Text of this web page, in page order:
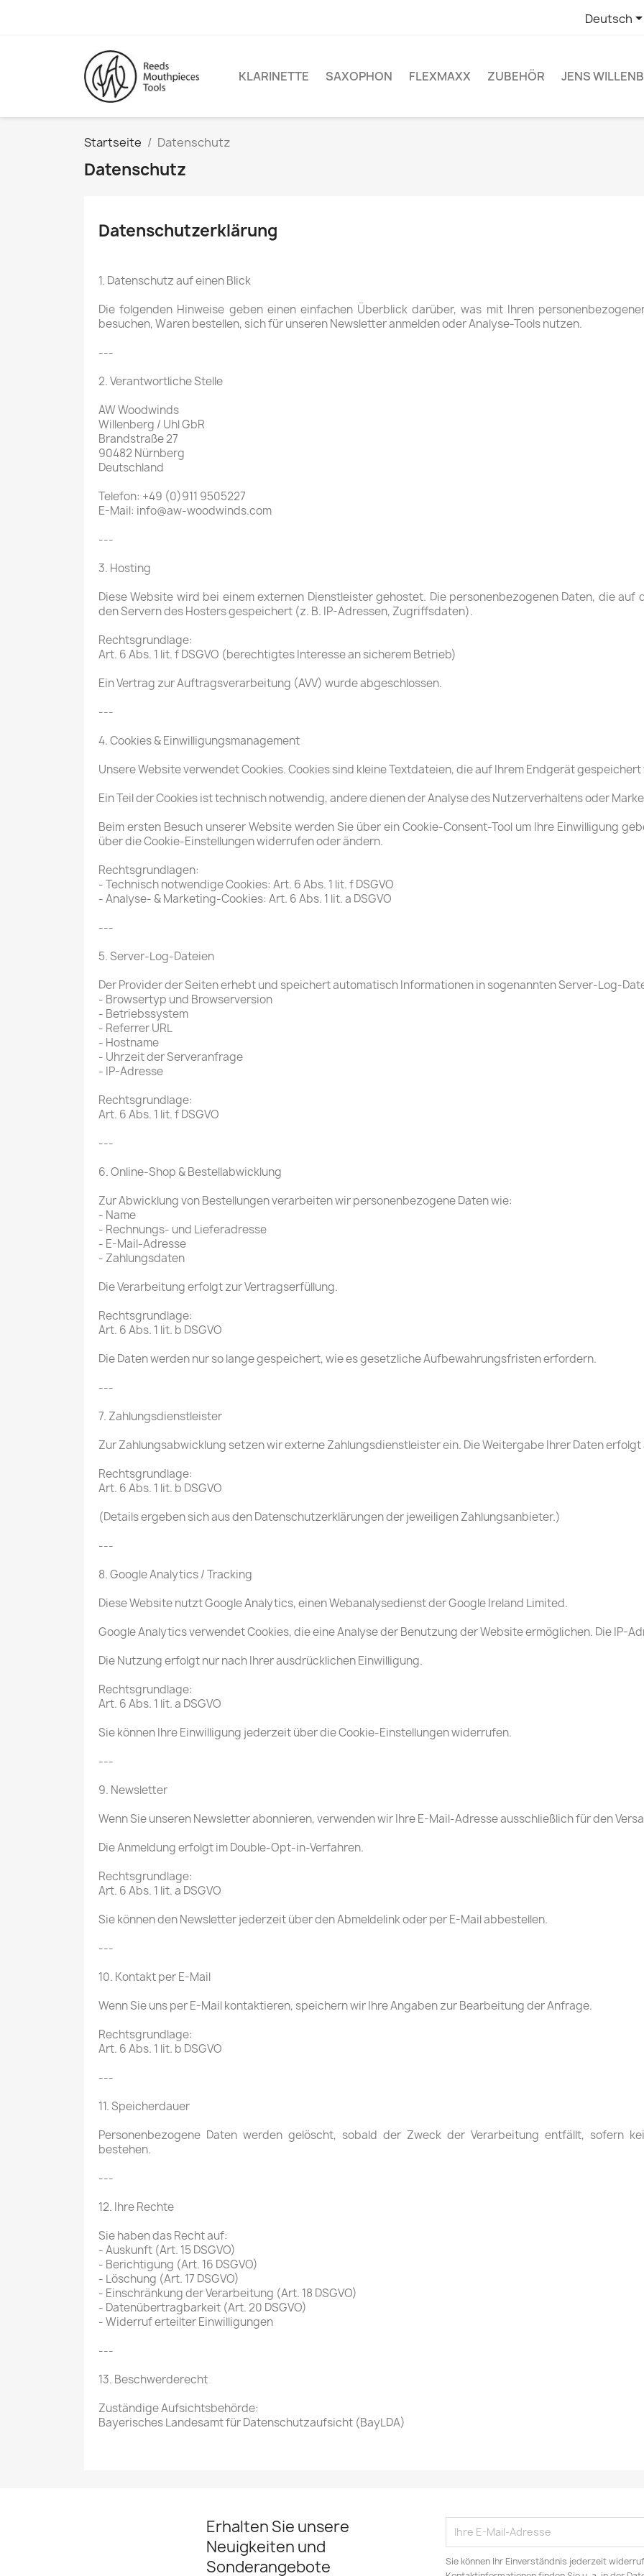
Deutsch
KLARINETTE SAXOPHON FLEXMAXX ZUBEHÖR JENS
Startseite Datenschutz
Datenschutz
Datenschutzerklärung
1. Datenschutz auf einen Blick
Die folgenden Hinweise geben einen einfachen Überblick darüber, was mit Ihren
besuchen, Waren bestellen, sich für unseren Newsletter anmelden oder Analyse-Tools nutzen.
---
2. Verantwortliche Stelle
AW Woodwinds
Willenberg / Uhl GbR
Brandstraße 27
90482 Nürnberg
Deutschland
Telefon: +49 (0)911 9505227
E-Mail: info@aw-woodwinds.com
---
3. Hosting
Diese Website wird bei einem externen Dienstleister gehostet. Die personenbezogenen Daten, die
den Servern des Hosters gespeichert (z. B. IP-Adressen, Zugriffsdaten).
Rechtsgrundlage:
Art. 6 Abs. 1 lit. f DSGVO (berechtigtes Interesse an sicherem Betrieb)
Ein Vertrag zur Auftragsverarbeitung (AVV) wurde abgeschlossen.
---
4. Cookies & Einwilligungsmanagement
Unsere Website verwendet Cookies. Cookies sind kleine Textdateien, die auf Ihrem Endgerät gespeichert
Ein Teil der Cookies ist technisch notwendig, andere dienen der Analyse des Nutzerverhaltens oder
Beim ersten Besuch unserer Website werden Sie über ein Cookie-Consent-Tool um Ihre Einwilligung
über die Cookie-Einstellungen widerrufen oder ändern.
Rechtsgrundlagen:
- Technisch notwendige Cookies: Art. 6 Abs. 1 lit. f DSGVO
- Analyse- & Marketing-Cookies: Art. 6 Abs. 1 lit. a DSGVO
---
5. Server-Log-Dateien
Der Provider der Seiten erhebt und speichert automatisch Informationen in sogenannten Server-Log-
- Browsertyp und Browserversion
- Betriebssystem
- Referrer URL
- Hostname
- Uhrzeit der Serveranfrage
- IP-Adresse
Rechtsgrundlage:
Art. 6 Abs. 1 lit. f DSGVO
---
6. Online-Shop & Bestellabwicklung
Zur Abwicklung von Bestellungen verarbeiten wir personenbezogene Daten wie:
- Name
- Rechnungs- und Lieferadresse
- E-Mail-Adresse
- Zahlungsdaten
Die Verarbeitung erfolgt zur Vertragserfüllung.
Rechtsgrundlage:
Art. 6 Abs. 1 lit. b DSGVO
Die Daten werden nur so lange gespeichert, wie es gesetzliche Aufbewahrungsfristen erfordern.
---
7. Zahlungsdienstleister
Zur Zahlungsabwicklung setzen wir externe Zahlungsdienstleister ein. Die Weitergabe Ihrer Daten
Rechtsgrundlage:
Art. 6 Abs. 1 lit. b DSGVO
(Details ergeben sich aus den Datenschutzerklärungen der jeweiligen Zahlungsanbieter.)
---
8. Google Analytics / Tracking
Diese Website nutzt Google Analytics, einen Webanalysedienst der Google Ireland Limited.
Google Analytics verwendet Cookies, die eine Analyse der Benutzung der Website ermöglichen. Die IP-
Die Nutzung erfolgt nur nach Ihrer ausdrücklichen Einwilligung.
Rechtsgrundlage:
Art. 6 Abs. 1 lit. a DSGVO
Sie können Ihre Einwilligung jederzeit über die Cookie-Einstellungen widerrufen.
---
9. Newsletter
Wenn Sie unseren Newsletter abonnieren, verwenden wir Ihre E-Mail-Adresse ausschließlich für den
Die Anmeldung erfolgt im Double-Opt-in-Verfahren.
Rechtsgrundlage:
Art. 6 Abs. 1 lit. a DSGVO
Sie können den Newsletter jederzeit über den Abmeldelink oder per E-Mail abbestellen.
---
10. Kontakt per E-Mail
Wenn Sie uns per E-Mail kontaktieren, speichern wir Ihre Angaben zur Bearbeitung der Anfrage.
Rechtsgrundlage:
Art. 6 Abs. 1 lit. b DSGVO
---
11. Speicherdauer
Personenbezogene Daten werden gelöscht, sobald der Zweck der Verarbeitung entfällt, sofern
bestehen.
---
12. Ihre Rechte
Sie haben das Recht auf:
- Auskunft (Art. 15 DSGVO)
- Berichtigung (Art. 16 DSGVO)
- Löschung (Art. 17 DSGVO)
- Einschränkung der Verarbeitung (Art. 18 DSGVO)
- Datenübertragbarkeit (Art. 20 DSGVO)
- Widerruf erteilter Einwilligungen
---
13. Beschwerderecht
Zuständige Aufsichtsbehörde:
Bayerisches Landesamt für Datenschutzaufsicht (BayLDA)
Erhalten Sie unsere
Neuigkeiten und
Sonderangebote
Sie können Ihr Einverständnis jederzeit